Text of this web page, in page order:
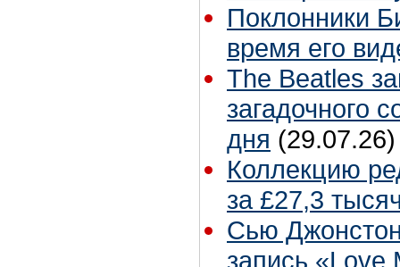
Поклонники
время его
The Beatles
загадочного
дня (29.07.26)
Коллекцию
за £27,3
Сью
запись «Love